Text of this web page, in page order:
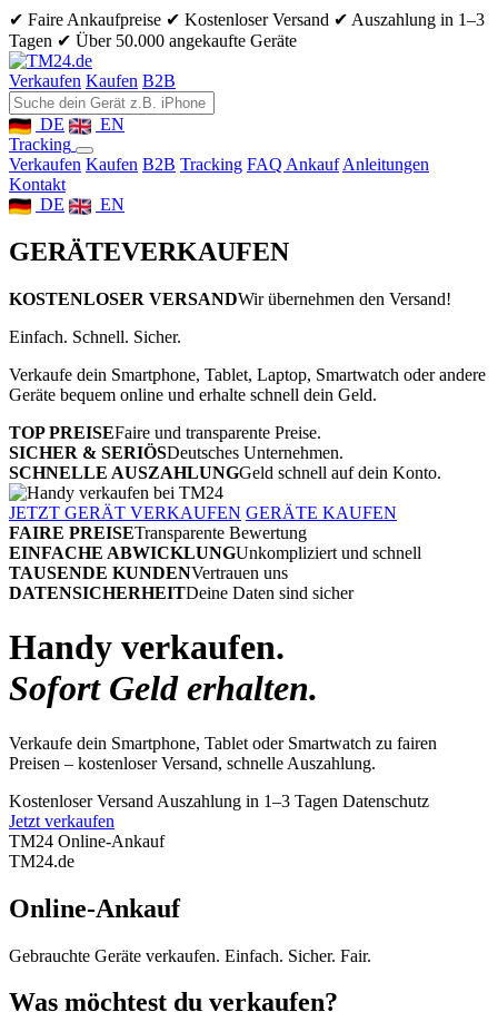
✔ Faire Ankaufpreise ✔ Kostenloser Versand ✔ Auszahlung in 1–3
Tagen ✔ Über 50.000 angekaufte Geräte
Verkaufen Kaufen B2B
DE
EN
Tracking
Verkaufen Kaufen B2B Tracking FAQ Ankauf Anleitungen
Kontakt
DE
EN
GERÄTEVERKAUFEN
KOSTENLOSER VERSANDWir übernehmen den Versand!
Einfach. Schnell. Sicher.
Verkaufe dein Smartphone, Tablet, Laptop, Smartwatch oder andere
Geräte bequem online und erhalte schnell dein Geld.
TOP PREISEFaire und transparente Preise.
SICHER & SERIÖSDeutsches Unternehmen.
SCHNELLE AUSZAHLUNGGeld schnell auf dein Konto.
JETZT GERÄT VERKAUFEN GERÄTE KAUFEN
FAIRE PREISETransparente Bewertung
EINFACHE ABWICKLUNGUnkompliziert und schnell
TAUSENDE KUNDENVertrauen uns
DATENSICHERHEITDeine Daten sind sicher
Handy verkaufen.
Sofort Geld erhalten.
Verkaufe dein Smartphone, Tablet oder Smartwatch zu fairen
Preisen – kostenloser Versand, schnelle Auszahlung.
Kostenloser Versand Auszahlung in 1–3 Tagen Datenschutz
Jetzt verkaufen
TM24 Online-Ankauf
TM24.de
Online-Ankauf
Gebrauchte Geräte verkaufen. Einfach. Sicher. Fair.
Was möchtest du verkaufen?